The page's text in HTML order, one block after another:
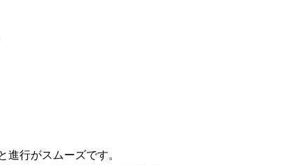
行がスムーズです。